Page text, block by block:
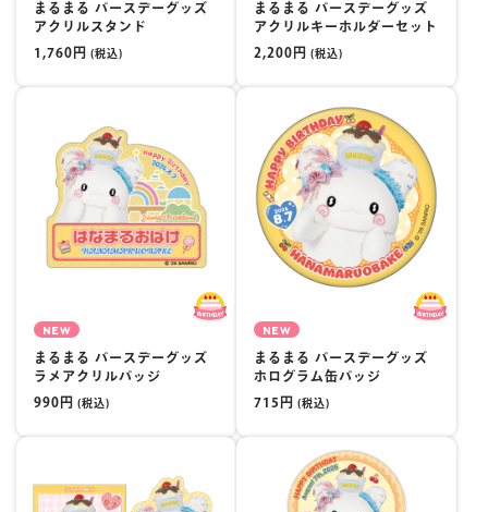
まるまる バースデーグッズ
アクリルスタンド
1,760円 (税込)
まるまる バースデーグッズ
アクリルキーホルダーセット
2,200円 (税込)
NEW
まるまる バースデーグッズ
ラメアクリルバッジ
990円 (税込)
NEW
まるまる バースデーグッズ
ホログラム缶バッジ
715円 (税込)